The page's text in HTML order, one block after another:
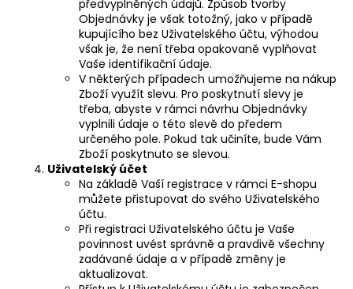
předvyplněných údajů. Způsob tvorby
Objednávky je však totožný, jako v případě
kupujícího bez Uživatelského účtu, výhodou
však je, že není třeba opakovaně vyplňovat
Vaše identifikační údaje.
V některých případech umožňujeme na nákup
Zboží využít slevu. Pro poskytnutí slevy je
třeba, abyste v rámci návrhu Objednávky
vyplnili údaje o této slevě do předem
určeného pole. Pokud tak učiníte, bude Vám
Zboží poskytnuto se slevou.
Uživatelský účet
Na základě Vaší registrace v rámci E-shopu
můžete přistupovat do svého Uživatelského
účtu.
Při registraci Uživatelského účtu je Vaše
povinnost uvést správně a pravdivě všechny
zadávané údaje a v případě změny je
aktualizovat.